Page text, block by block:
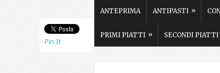
ANTEPRIMA ANTIPASTI »
PRIMI PIATTI » SECONDI PIATTI
Pin It